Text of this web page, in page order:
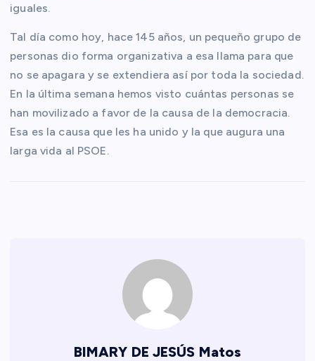
iguales.
Tal día como hoy, hace 145 años, un pequeño grupo de
personas dio forma organizativa a esa llama para que
no se apagara y se extendiera así por toda la sociedad.
En la última semana hemos visto cuántas personas se
han movilizado a favor de la causa de la democracia.
Esa es la causa que les ha unido y la que augura una
larga vida al PSOE.
BIMARY DE JESÚS Matos